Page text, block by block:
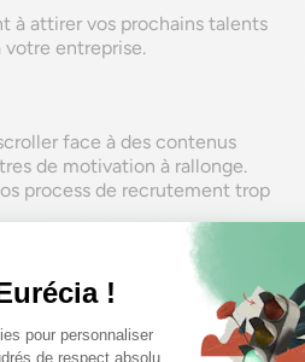
à attirer vos prochains talents
votre entreprise.
face à des contenus
de motivation à rallonge.
process de recrutement trop
des contenus engageants.
sociaux, ou les articles
entreprise, fonctionnent